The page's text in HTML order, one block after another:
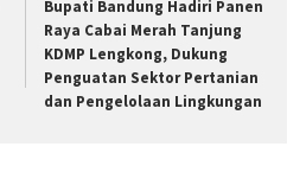
Bupati Bandung Hadiri Panen
Raya Cabai Merah Tanjung
KDMP Lengkong, Dukung
Penguatan Sektor Pertanian
dan Pengelolaan Lingkungan